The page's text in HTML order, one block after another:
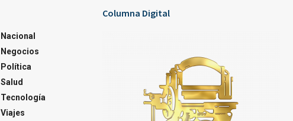
Nacional
Negocios
Política
Salud
Tecnología
Viajes
Columna Digital